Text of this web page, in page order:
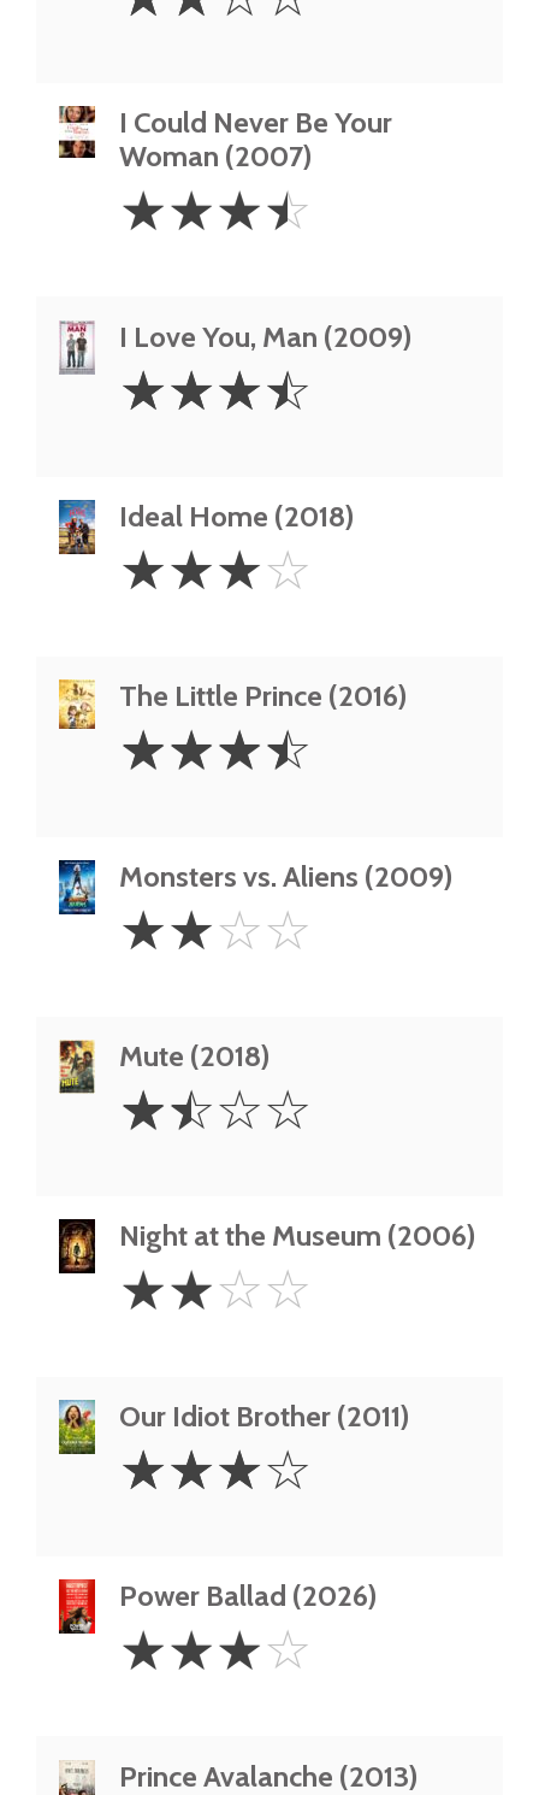
Stars
I Could Never Be Your
Woman (2007)
3.5
Stars
☆☆☆☆
I Love You, Man (2009)
3.5
Stars
☆☆☆☆
Ideal Home (2018)
Stars
☆☆☆☆
The Little Prince (2016)
3.5
Stars
☆☆☆☆
Monsters vs. Aliens (2009)
Stars
☆☆☆☆
Mute (2018)
1.5
Stars
☆☆☆☆
Night at the Museum (2006)
Stars
☆☆☆☆
Our Idiot Brother (2011)
Stars
☆☆☆☆
Power Ballad (2026)
Stars
☆☆☆☆
Prince Avalanche (2013)